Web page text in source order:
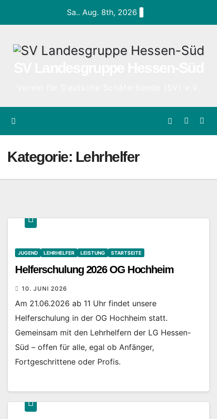
Sa.. Aug. 8th, 2026
Kategorie: Lehrhelfer
JUGEND LEHRHELFER LEISTUNG STARTSEITE
Helferschulung 2026 OG Hochheim
10. JUNI 2026
Am 21.06.2026 ab 11 Uhr findet unsere
Helferschulung in der OG Hochheim statt.
Gemeinsam mit den Lehrhelfern der LG Hessen-
Süd – offen für alle, egal ob Anfänger,
Fortgeschrittene oder Profis.